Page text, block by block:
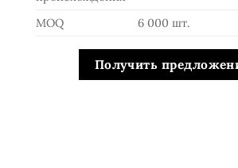
MOQ 6 000 шт.
Получить